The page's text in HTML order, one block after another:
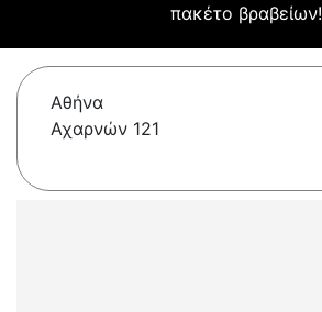
πακέτο βραβείων!
Αθήνα
Αχαρνών 121